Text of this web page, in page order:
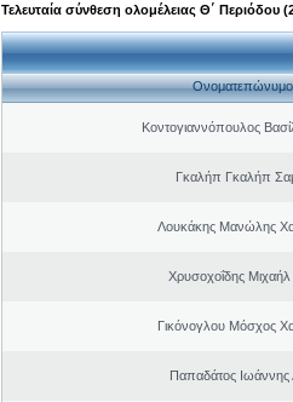
Τελευταία σύνθεση ολομέλειας Θ΄ Περιόδου
Ονοματεπώνυμο
Κοντογιαννόπουλος
Γκαλήπ Γκαλήπ
Λουκάκης Μανώλης
Χρυσοχοΐδης Μιχαήλ
Γικόνογλου Μόσχος
Παπαδάτος Ιωάννης